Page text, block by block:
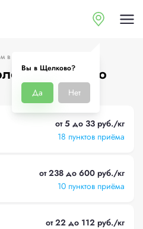
Вы в Щелково?
Да Нет
в Щелково
в Щелково
от 5 до 33 руб./кг
18 пунктов приёма
от 238 до 600 руб./кг
10 пунктов приёма
от 22 до 112 руб./кг